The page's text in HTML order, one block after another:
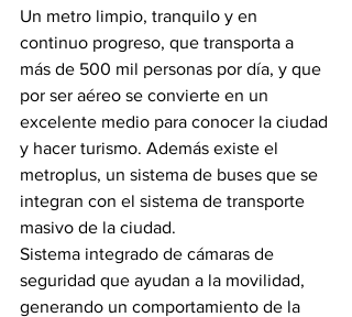
Un metro limpio, tranquilo y en
continuo progreso, que transporta a
más de 500 mil personas por día, y que
por ser aéreo se convierte en un
excelente medio para conocer la ciudad
y hacer turismo. Además existe el
metroplus, un sistema de buses que se
integran con el sistema de transporte
masivo de la ciudad.
Sistema integrado de cámaras de
seguridad que ayudan a la movilidad,
generando un comportamiento de la